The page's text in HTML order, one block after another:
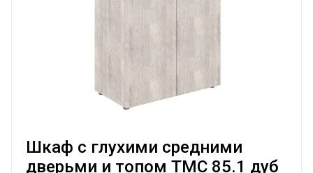
Шкаф с глухими средними
дверьми и топом TMC 85.1 дуб